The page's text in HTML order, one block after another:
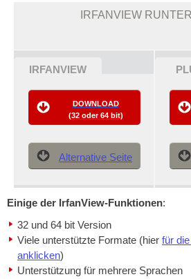
IRFANVIEW
IRFANVIEW
DOWNLOAD
(32 oder 64 bit)
Alternative Seite
Einige der IrfanView-Funktionen:
32 und 64 bit Version
Viele unterstützte Formate (hier für
anklicken)
Unterstützung für mehrere Sprachen